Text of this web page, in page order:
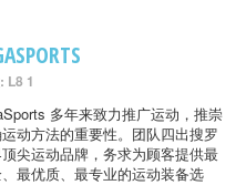
L8 1
多年来致力推广运动，推崇
动方法的重要性。团队四出搜罗
尖运动品牌，务求为顾客提供最
最优质、最专业的运动装备选